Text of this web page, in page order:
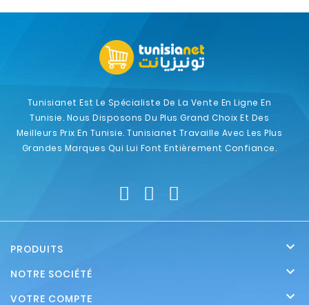
Tunisianet Est Le Spécialiste De La Vente En Ligne En
Tunisie. Nous Disposons Du Plus Grand Choix Et Des
Meilleurs Prix En Tunisie. Tunisianet Travaille Avec Les Plus
Grandes Marques Qui Lui Font Entièrement Confiance.
PRODUITS 
NOTRE SOCIÉTÉ 
VOTRE COMPTE 